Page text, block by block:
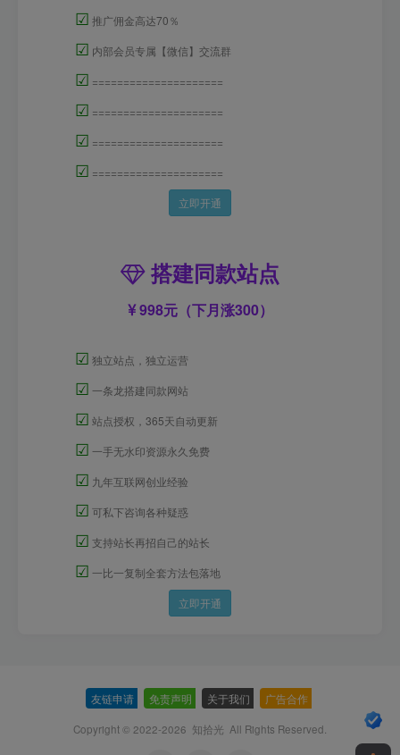
☑ 推广佣金高达70％
☑ 内部会员专属【微信】交流群
☑ =====================
☑ =====================
☑ =====================
☑ =====================
立即开通
搭建同款站点
998元（下月涨300）
☑ 独立站点，独立运营
☑ 一条龙搭建同款网站
☑ 站点授权，365天自动更新
☑ 一手无水印资源永久免费
☑ 九年互联网创业经验
☑ 可私下咨询各种疑惑
☑ 支持站长再招自己的站长
☑ 一比一复制全套方法包落地
立即开通
友链申请 免责声明 关于我们 广告合作
Copyright © 2022-2026 知拾光 All Rights Reserved.